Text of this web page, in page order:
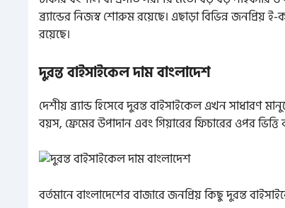
ব্র্যান্ডের নিজস্ব শোরুম রয়েছে। এছাড়া বিভিন্ন জনপ্রিয়
রয়েছে।
দুরন্ত বাইসাইকেল দাম বাংলাদেশ
দেশীয় ব্র্যান্ড হিসেবে দুরন্ত বাইসাইকেল এখন সাধারণ
বয়স, ফ্রেমের উপাদান এবং গিয়ারের ফিচারের ওপর ভিত্তি
বর্তমানে বাংলাদেশের বাজারে জনপ্রিয় কিছু দুরন্ত